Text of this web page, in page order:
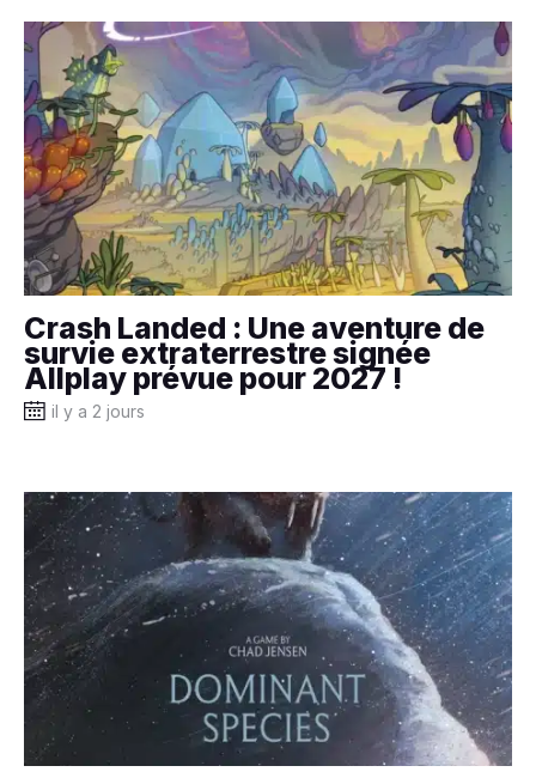
Crash Landed : Une aventure de
survie extraterrestre signée
Allplay prévue pour 2027 !
il y a 2 jours